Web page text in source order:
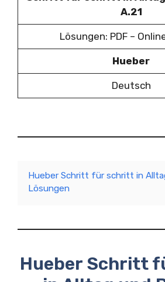
A.21
Lösungen: PDF –
Hueber
Deutsch
Hueber Schritt für schritt in
Lösungen
Hueber Schritt